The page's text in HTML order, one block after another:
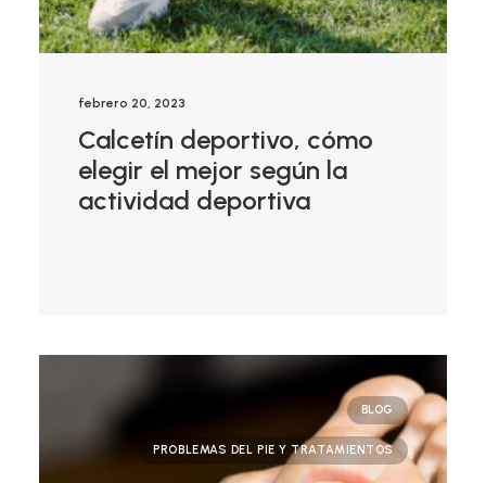
febrero 20, 2023
Calcetín deportivo, cómo
elegir el mejor según la
actividad deportiva
BLOG
PROBLEMAS DEL PIE Y TRATAMIENTOS